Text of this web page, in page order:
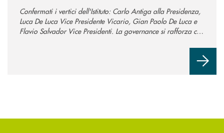
Confermati i vertici dell'Istituto: Carlo Antiga alla Presidenza,
Luca De Luca Vice Presidente Vicario, Gian Paolo De Luca e
Flavio Salvador Vice Presidenti. La governance si rafforza con